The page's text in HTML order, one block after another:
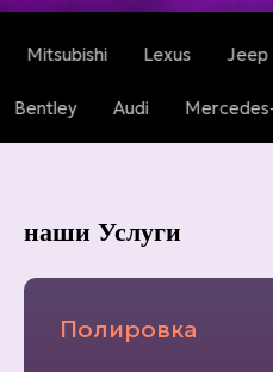
Lexus Jeep Mazda
Volkswagen Bentley Audi
наши Услуги
Полировка